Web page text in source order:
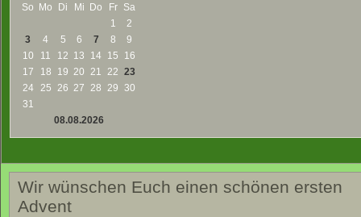
So Mo Di Mi Do Fr
Sa
1
2
3
4 5 6 7 8
9
10
11 12 13 14 15
16
17
18 19 20 21 22 23
24
25 26 27 28 29 30
31
08.08.2026
Wir wünschen Euch einen schönen ersten
Advent